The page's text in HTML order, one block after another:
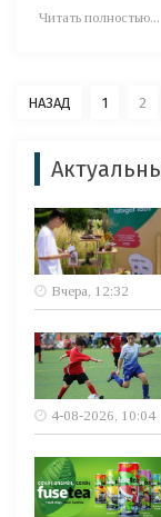
Читать полностью...
НАЗАД 1 2
Вчера, 12:32
4-08-2026, 10:04